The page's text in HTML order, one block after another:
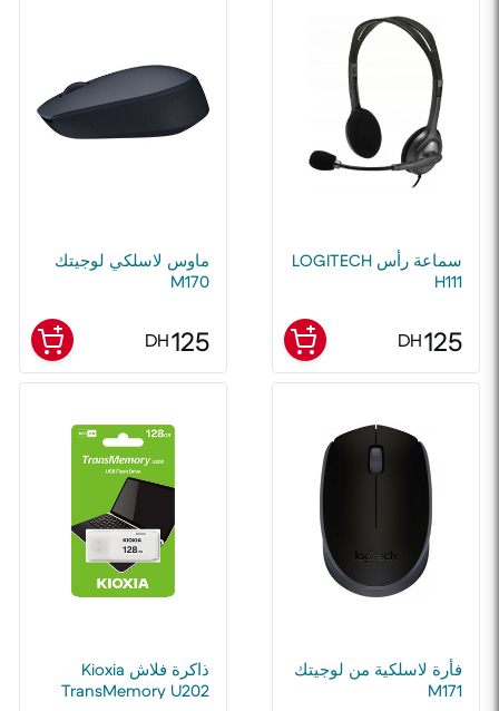
سماعة رأس LOGITECH
H111
125
DH
ماوس لاسلكي لوجيتك
M170
125
DH
فأرة لاسلكية من لوجيتك
M171
ذاكرة فلاش Kioxia
TransMemory U202